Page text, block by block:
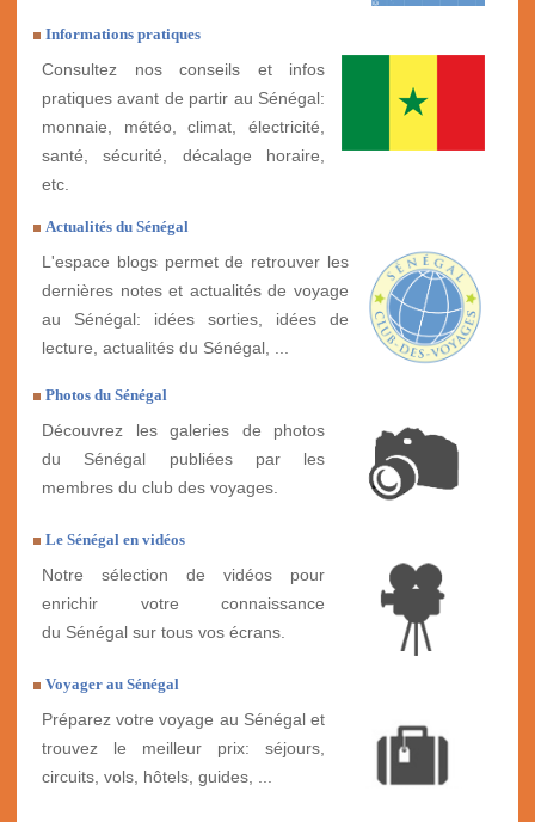
Informations pratiques
Consultez nos conseils et infos
pratiques avant de partir au Sénégal:
monnaie, météo, climat, électricité,
santé, sécurité, décalage horaire,
etc.
Actualités du Sénégal
L'espace blogs permet de retrouver les
dernières notes et actualités de voyage
au Sénégal: idées sorties, idées de
lecture, actualités du Sénégal, ...
Photos du Sénégal
Découvrez les galeries de photos
du Sénégal publiées par les
membres du club des voyages.
Le Sénégal en vidéos
Notre sélection de vidéos pour
enrichir votre connaissance
du Sénégal sur tous vos écrans.
Voyager au Sénégal
Préparez votre voyage au Sénégal et
trouvez le meilleur prix: séjours,
circuits, vols, hôtels, guides, ...